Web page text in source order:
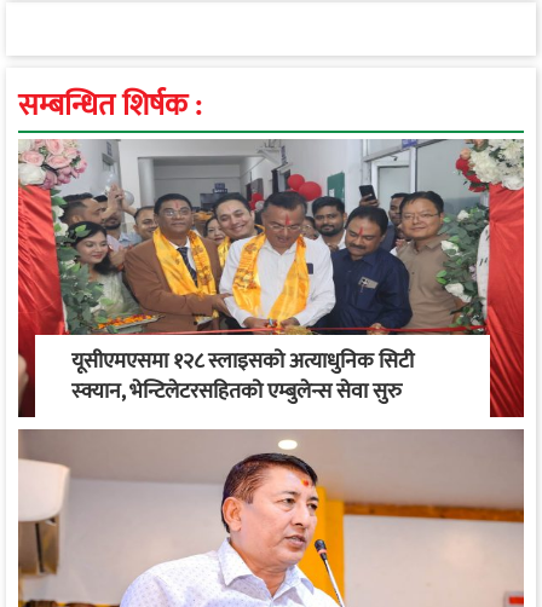
सम्बन्धित शिर्षक :
यूसीएमएसमा १२८ स्लाइसको अत्याधुनिक सिटी
स्क्यान, भेन्टिलेटरसहितको एम्बुलेन्स सेवा सुरु